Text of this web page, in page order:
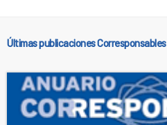
Últimas publicaciones Corresponsables